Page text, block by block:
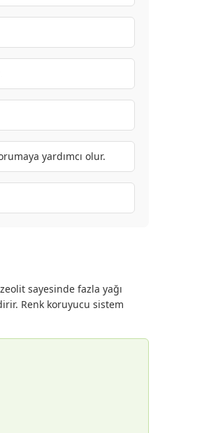
yardımcı olur.
sayesinde fazla yağı
Renk koruyucu sistem